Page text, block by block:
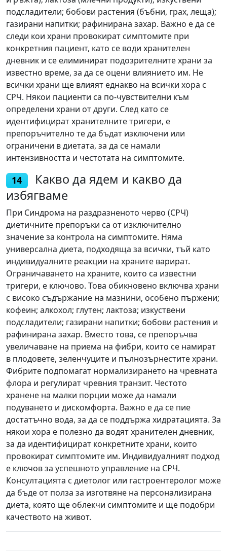
подсладители; бобови растения (бъбни, грах, леща);
газирани напитки; рафинирана захар. Важно е да се
следи кои храни провокират симптомите при
конкретния пациент, като се води хранителен
дневник и се елиминират подозрителните храни за
известно време, за да се оцени влиянието им. Не
всички храни ще влияят еднакво на всички хора с
СРЧ. Някои пациенти са по-чувствителни към
определени храни от други. След като се
идентифицират хранителните тригери, е
препоръчително те да бъдат изключени или
ограничени в диетата, за да се намали
интензивността и честотата на симптомите.
14
Какво да ядем и какво да
избягваме
При Синдрома на раздразненото черво (СРЧ)
диетичните препоръки са от изключително
значение за контрола на симптомите. Няма
универсална диета, подходяща за всички, тъй като
индивидуалните реакции на храните варират.
Ограничаването на храните, които са известни
тригери, е ключово. Това обикновено включва храни
с високо съдържание на мазнини, особено пържени;
кофеин; алкохол; глутен; лактоза; изкуствени
подсладители; газирани напитки; бобови растения и
рафинирана захар. Вместо това, се препоръчва
увеличаване на приема на фибри, които се намират
в плодовете, зеленчуците и пълнозърнестите храни.
Фибрите подпомагат нормализирането на чревната
флора и регулират чревния транзит. Честото
хранене на малки порции може да намали
подуването и дискомфорта. Важно е да се пие
достатъчно вода, за да се поддържа хидратацията. За
някои хора е полезно да водят хранителен дневник,
за да идентифицират конкретните храни, които
провокират симптомите им. Индивидуалният подход
е ключов за успешното управление на СРЧ.
Консултацията с диетолог или гастроентеролог може
да бъде от полза за изготвяне на персонализирана
диета, която ще облекчи симптомите и ще подобри
качеството на живот.